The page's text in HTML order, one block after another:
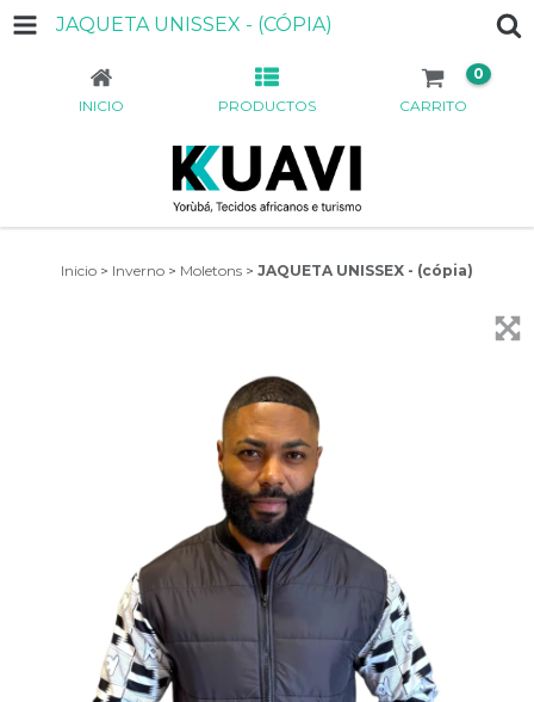
JAQUETA UNISSEX - (CÓPIA)
INICIO PRODUCTOS CARRITO
0
Inicio > Inverno > Moletons > JAQUETA UNISSEX - (cópia)